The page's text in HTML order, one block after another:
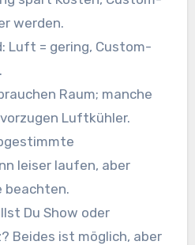
werden.
Luft = gering, Custom-
Raum; manche
Luftkühler.
leiser laufen, aber
beachten.
Du Show oder
Beides ist möglich, aber